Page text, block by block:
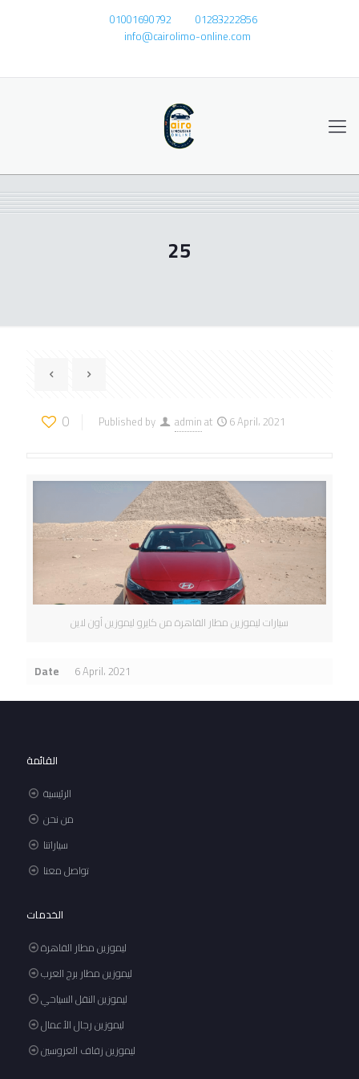
01001690792
01283222856
info@cairolimo-online.com
25
0 Published by adminat 6 April، 2021
سيارات ليموزين مطار القاهرة من كايرو ليموزين أون لاين
Date 6 April، 2021
القائمة
الرئيسية
من نحن
سياراتنا
تواصل معنا
الخدمات
ليموزين مطار القاهرة
ليموزين مطار برج العرب
ليموزين النقل السياحي
ليموزين رجال الأعمال
ليموزين زفاف العروسين